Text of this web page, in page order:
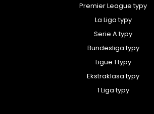
Premier League typy
La Liga typy
Serie A typy
Bundesliga typy
Ligue 1 typy
Ekstraklasa typy
1 Liga typy